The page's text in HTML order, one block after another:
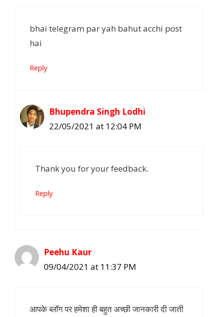
bhai telegram par yah bahut acchi post
hai
Reply
Bhupendra Singh Lodhi
22/05/2021 at 12:04 PM
Thank you for your feedback.
Reply
Peehu Kaur
09/04/2021 at 11:37 PM
आपके ब्लॉग पर हमेशा ही बहुत अच्छी जानकारी दी जाती